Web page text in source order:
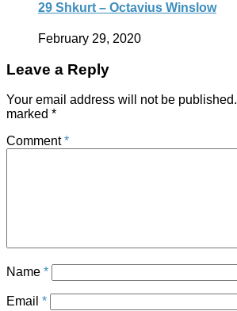
29 Shkurt – Octavius Winslow
February 29, 2020
Leave a Reply
Your email address will not be published.
marked *
Comment*
Name *
Email *